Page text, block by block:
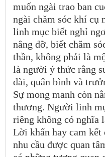
muốn ngài trao ban
ngài chăm sóc khí cụ
linh mục biết nghỉ
nâng đỡ, biết chăm
thần, không phải là
là người ý thức rằng
dài, quân bình và
Sự mong manh còn
thương. Người linh
riêng không có nghĩa
Lời khấn hay cam kết
nhu cầu được quan